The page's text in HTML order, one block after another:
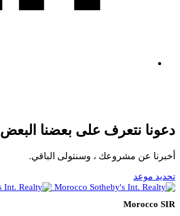
دعونا نتعرف على بعضنا البعض
أخبرنا عن مشروعك ، وسنتولى الباقي.
تحديد موعد
Morocco SIR